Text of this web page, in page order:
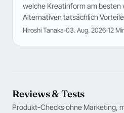
welche Kreatinform am besten
Alternativen tatsächlich
Hiroshi Tanaka 03. Aug. 2026 12
Reviews & Tests
Produkt-Checks ohne Marketing,